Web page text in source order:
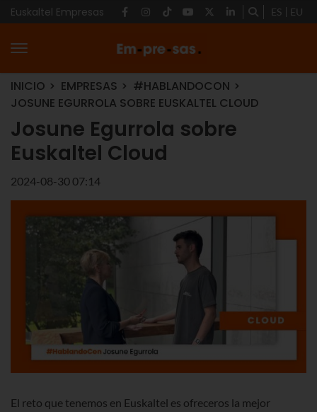
Euskaltel Empresas ES EU
INICIO EMPRESAS
#HABLANDOCON
JOSUNE EGURROLA SOBRE EUSKALTEL CLOUD
Josune Egurrola sobre
Euskaltel Cloud
2024-08-30 07:14
El reto que tenemos en Euskaltel es ofreceros la mejor